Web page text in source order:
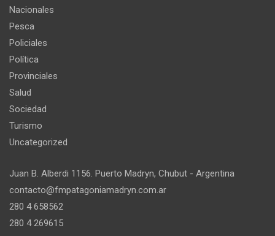
Nacionales
Pesca
Policiales
Política
Provinciales
Salud
Sociedad
Turismo
Uncategorized
Juan B. Alberdi 1156. Puerto Madryn, Chubut - Argentina
contacto@fmpatagoniamadryn.com.ar
280 4 658562
280 4 269615